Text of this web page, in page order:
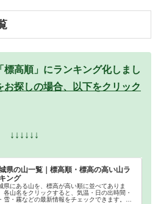
高順」にランキング化しまし
お探しの場合、以下をクリック
↓↓↓↓↓↓
県の山一覧｜標高順・標高の高い山ラ
ング
県にある山を、標高が高い順に並べてありま
各山名をクリックすると、気温・日の出時間・
雪・霧などの最新情報をチェックできます。宮